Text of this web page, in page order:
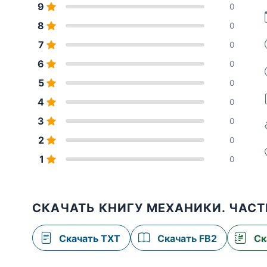
9 0
8 0
7 0
6 0
5 0
4 0
3 0
2 0
1 0
СКАЧАТЬ КНИГУ МЕХАНИКИ.
Скачать TXT Скачать FB2